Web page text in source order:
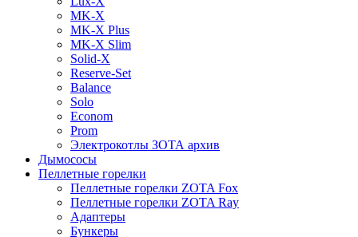
MK-X
MK-X Plus
MK-X Slim
Solid-X
Reserve-Set
Balance
Solo
Econom
Prom
Электрокотлы ЗОТА архив
Дымососы
Пеллетные горелки
Пеллетные горелки ZOTA Fox
Пеллетные горелки ZOTA Ray
Адаптеры
Бункеры